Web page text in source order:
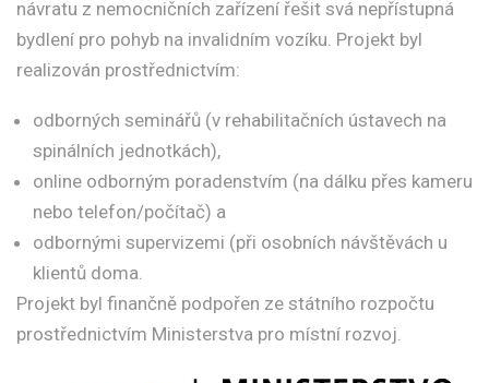
návratu z nemocničních zařízení řešit svá nepřístupná
bydlení pro pohyb na invalidním vozíku. Projekt byl
realizován prostřednictvím:
odborných seminářů (v rehabilitačních ústavech na
spinálních jednotkách),
online odborným poradenstvím (na dálku přes kameru
nebo telefon/počítač) a
odbornými supervizemi (při osobních návštěvách u
klientů doma.
Projekt byl finančně podpořen ze státního rozpočtu
prostřednictvím Ministerstva pro místní rozvoj.